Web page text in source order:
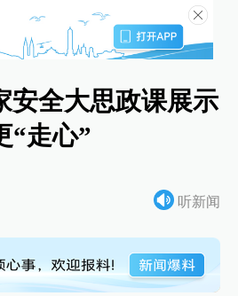
安全大思政课展示
“走心”
听新闻